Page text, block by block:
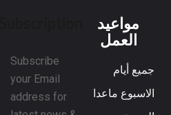
مواعيد
العمل
جميع أيام
الاسبوع ماعدا
Subscribe
your Email
address for